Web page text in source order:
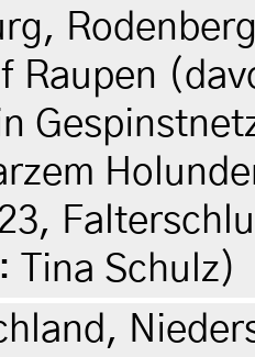
Raupen
Tina Schulz)